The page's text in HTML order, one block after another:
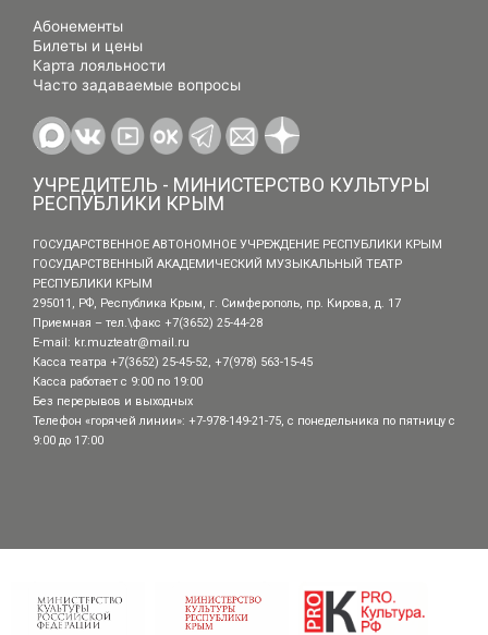
Абонементы
Билеты и цены
Карта лояльности
Часто задаваемые вопросы
УЧРЕДИТЕЛЬ - МИНИСТЕРСТВО КУЛЬТУРЫ
РЕСПУБЛИКИ КРЫМ
ГОСУДАРСТВЕННОЕ АВТОНОМНОЕ УЧРЕЖДЕНИЕ РЕСПУБЛИКИ КРЫМ
ГОСУДАРСТВЕННЫЙ АКАДЕМИЧЕСКИЙ МУЗЫКАЛЬНЫЙ ТЕАТР
РЕСПУБЛИКИ КРЫМ
295011, РФ, Республика Крым, г. Симферополь, пр. Кирова, д. 17
Приемная – тел.\факс +7(3652) 25-44-28
E-mail: kr.muzteatr@mail.ru
Касса театра +7(3652) 25-45-52, +7(978) 563-15-45
Касса работает с 9:00 по 19:00
Без перерывов и выходных
Телефон «горячей линии»: +7-978-149-21-75, с понедельника по пятницу с
9:00 до 17:00